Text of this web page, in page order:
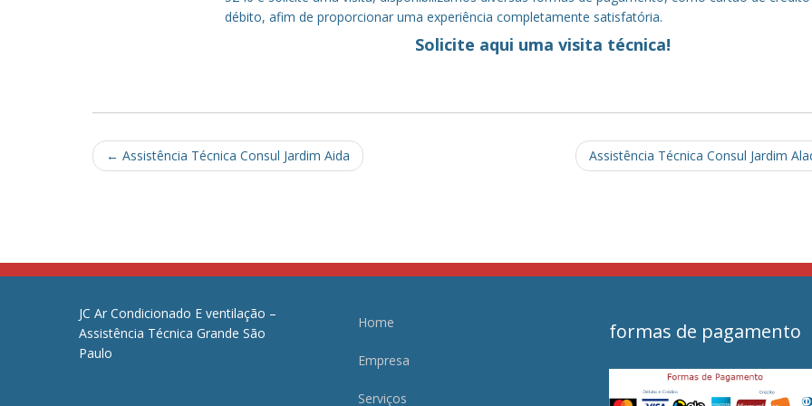
débito, afim de proporcionar uma experiência completamente satisfatória.
Solicite aqui uma visita técnica!
Post
← Assistência Técnica Consul Jardim Aida Assistência Técnica Consul Jardim
JC Ar Condicionado E ventilação –
Assistência Técnica Grande São
Paulo
Home
Empresa
Serviços
formas de pagamento